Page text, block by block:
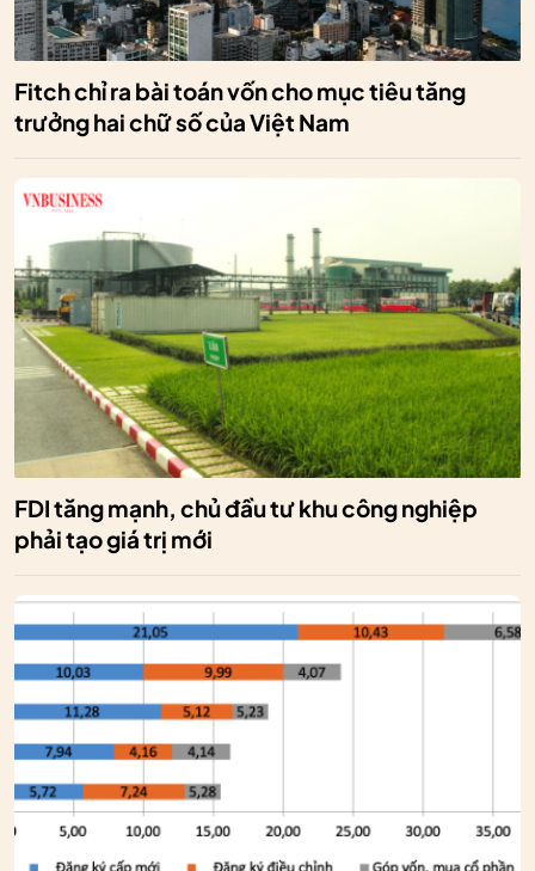
Fitch chỉ ra bài toán vốn cho mục tiêu tăng
trưởng hai chữ số của Việt Nam
FDI tăng mạnh, chủ đầu tư khu công nghiệp
phải tạo giá trị mới